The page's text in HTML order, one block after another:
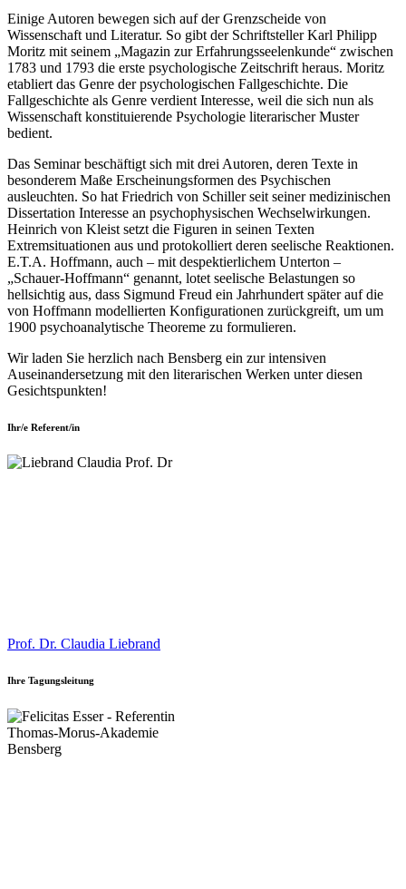
Einige Autoren bewegen sich auf der Grenzscheide von
Wissenschaft und Literatur. So gibt der Schriftsteller Karl Philipp
Moritz mit seinem „Magazin zur Erfahrungsseelenkunde“ zwischen
1783 und 1793 die erste psychologische Zeitschrift heraus. Moritz
etabliert das Genre der psychologischen Fallgeschichte. Die
Fallgeschichte als Genre verdient Interesse, weil die sich nun als
Wissenschaft konstituierende Psychologie literarischer Muster
bedient.
Das Seminar beschäftigt sich mit drei Autoren, deren Texte in
besonderem Maße Erscheinungsformen des Psychischen
ausleuchten. So hat Friedrich von Schiller seit seiner medizinischen
Dissertation Interesse an psychophysischen Wechselwirkungen.
Heinrich von Kleist setzt die Figuren in seinen Texten
Extremsituationen aus und protokolliert deren seelische Reaktionen.
E.T.A. Hoffmann, auch – mit despektierlichem Unterton –
„Schauer-Hoffmann“ genannt, lotet seelische Belastungen so
hellsichtig aus, dass Sigmund Freud ein Jahrhundert später auf die
von Hoffmann modellierten Konfigurationen zurückgreift, um um
1900 psychoanalytische Theoreme zu formulieren.
Wir laden Sie herzlich nach Bensberg ein zur intensiven
Auseinandersetzung mit den literarischen Werken unter diesen
Gesichtspunkten!
Ihr/e Referent/in
Prof. Dr. Claudia Liebrand
Ihre Tagungsleitung